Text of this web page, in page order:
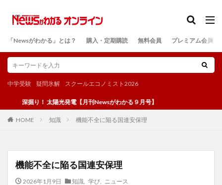
「Newsがわかる」とは？ 購入・定期購読 無料会員 プレミアム会員
中学受験 疑問氷解 スクールエコノミスト2026
り！ 太陽光発電【月刊Newsがわかる９月号】
HOME 知識 機能不全に陥る国連安保理
機能不全に陥る国連安保理
2026年1月9日 知識 学び
ニュース
検索